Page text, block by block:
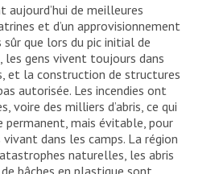
aujourd’hui de meilleures
et d’un approvisionnement
que lors du pic initial de
les gens vivent toujours dans
et la construction de structures
autorisée. Les incendies ont
voire des milliers d’abris, ce qui
permanent, mais évitable, pour
dans les camps. La région
naturelles, les abris
bâches en plastique sont